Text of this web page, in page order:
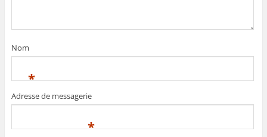
Nom
*
Adresse de messagerie
*